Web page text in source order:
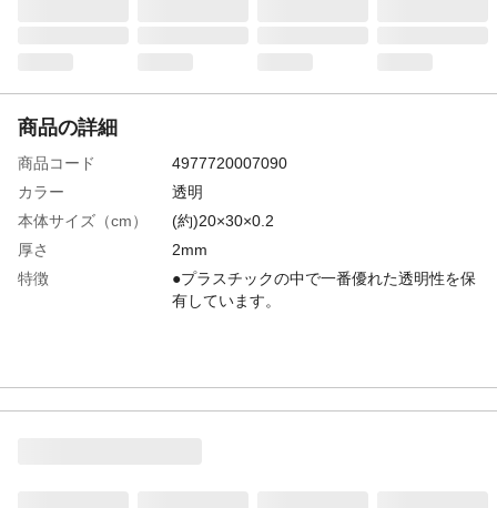
商品の詳細
商品コード
4977720007090
カラー
透明
本体サイズ（cm）
(約)20×30×0.2
厚さ
2mm
特徴
●プラスチックの中で一番優れた透明性を保
有しています。